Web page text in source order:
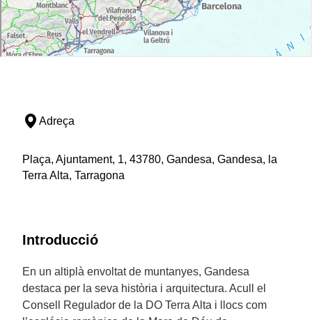
Adreça
Plaça, Ajuntament, 1, 43780, Gandesa, Gandesa, la
Terra Alta, Tarragona
Introducció
En un altiplà envoltat de muntanyes, Gandesa
destaca per la seva història i arquitectura. Acull el
Consell Regulador de la DO Terra Alta i llocs com